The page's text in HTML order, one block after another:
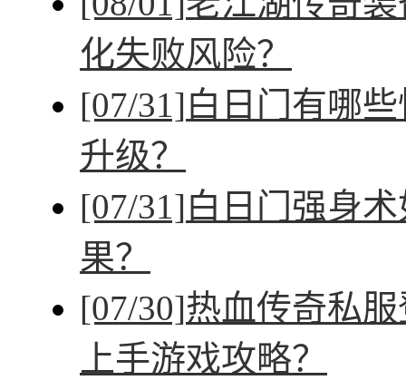
化失败风险？
[07/31]白日门有哪
升级？
[07/31]白日门强身
果？
[07/30]热血传奇私
上手游戏攻略？